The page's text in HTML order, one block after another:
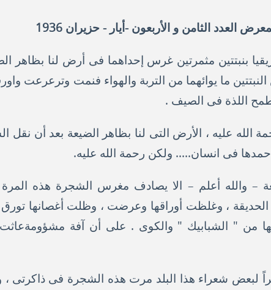
الثامن و الأربعون -أيار - حزيران 1936
بنبتتين مثمرتين غرس إحداهما فى أرض لنا بظاهر
ما يوائهما من التربة والهواء فنمت وترعرعت
اللذة فى الصيف .
الله عليه ، الأرض التى لنا بظاهر الضيعة بعد أن نقل
فى انسان..... ولكن رحمة الله عليه.
– والله أعلم – الا يصادف مغرس الشجرة هذه
، وغلظت أوراقها وعرضت ، وظلت أغصانها
من " الشبابيك " والكوى . على أن آفة مشؤومةعاثت
لبعض شعراء هذا البلد مرت هذه الشجرة فى ذاكرتى